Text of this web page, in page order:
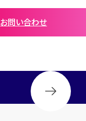
お問い合わせ